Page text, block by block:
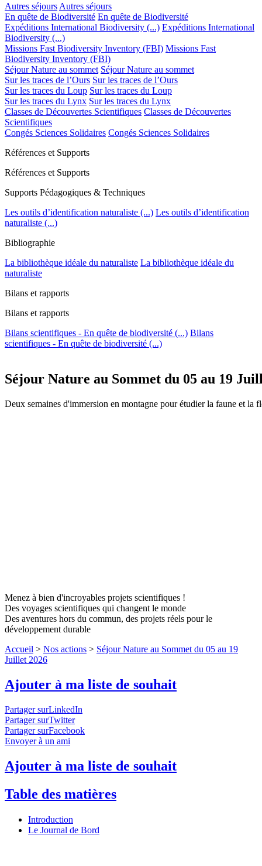
Autres séjours Autres séjours
En quête de Biodiversité En quête de Biodiversité
Expéditions International Biodiversity (...) Expéditions International
Biodiversity (...)
Missions Fast Biodiversity Inventory (FBI) Missions Fast
Biodiversity Inventory (FBI)
Séjour Nature au sommet Séjour Nature au sommet
Sur les traces de l’Ours Sur les traces de l’Ours
Sur les traces du Loup Sur les traces du Loup
Sur les traces du Lynx Sur les traces du Lynx
Classes de Découvertes Scientifiques Classes de Découvertes
Scientifiques
Congés Sciences Solidaires Congés Sciences Solidaires
Références et Supports
Références et Supports
Supports Pédagogiques & Techniques
Les outils d’identification naturaliste (...) Les outils d’identification
naturaliste (...)
Bibliographie
La bibliothèque idéale du naturaliste La bibliothèque idéale du
naturaliste
Bilans et rapports
Bilans et rapports
Bilans scientifiques - En quête de biodiversité (...) Bilans
scientifiques - En quête de biodiversité (...)
Séjour Nature au Sommet du 05 au 19
Deux semaines d'immersion en montagne pour étudier la faune et
Menez à bien d'incroyables projets scientifiques !
Des voyages scientifiques qui changent le monde
Des aventures hors du commun, des projets réels pour le
développement durable
Accueil > Nos actions > Séjour Nature au Sommet du 05 au 19
Juillet 2026
Ajouter à ma liste de souhait
Partager surLinkedIn
Partager surTwitter
Partager surFacebook
Envoyer à un ami
Ajouter à ma liste de souhait
Table des matières
Introduction
Le Journal de Bord